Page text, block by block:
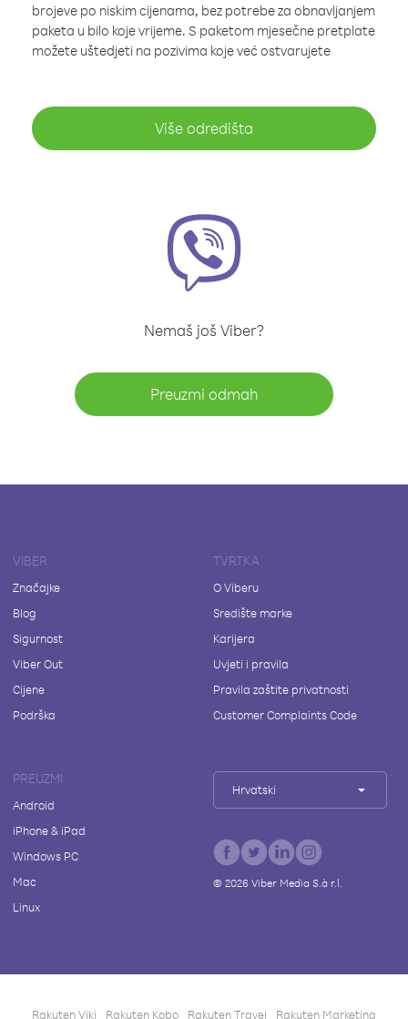
brojeve po niskim cijenama, bez potrebe za obnavljanjem
paketa u bilo koje vrijeme. S paketom mjesečne pretplate
možete uštedjeti na pozivima koje već ostvarujete
Više odredišta
Nemaš još Viber?
Preuzmi odmah
VIBER
Značajke
Blog
Sigurnost
Viber Out
Cijene
Podrška
TVRTKA
O Viberu
Središte marke
Karijera
Uvjeti i pravila
Pravila zaštite privatnosti
Customer Complaints Code
PREUZMI
Android
iPhone & iPad
Windows PC
Mac
Linux
Hrvatski
© 2026Viber Media S.à r.l.
Rakuten Viki Rakuten Kobo Rakuten Travel Rakuten Marketing